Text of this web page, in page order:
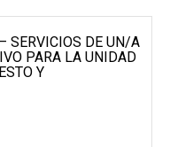
SERVICIOS DE UN/A
PARA LA UNIDAD
Y